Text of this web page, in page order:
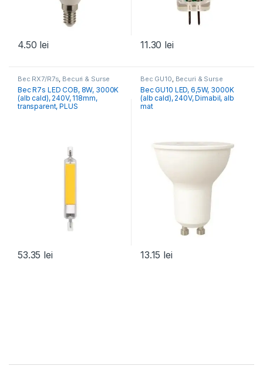
4.50 lei 11.30 lei
Bec RX7/R7s, Becuri & Surse
Bec R7s LED COB, 8W, 3000K
(alb cald), 240V, 118mm,
transparent, PLUS
53.35 lei
Bec GU10, Becuri & Surse
Bec GU10 LED, 6,5W, 3000K
(alb cald), 240V, Dimabil, alb
mat
13.15 lei